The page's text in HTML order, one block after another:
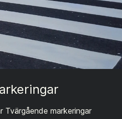
Tvärgående markeringar